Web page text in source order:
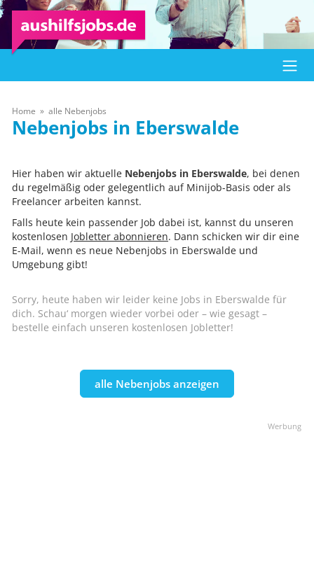
Home alle Nebenjobs
Eberswalde
Hier haben wir aktuelle Nebenjobs in Eberswalde, bei denen
du regelmäßig oder gelegentlich auf Minijob-Basis oder als
Freelancer arbeiten kannst.
Falls heute kein passender Job dabei ist, kannst du unseren
kostenlosen Jobletter abonnieren. Dann schicken wir dir eine
E-Mail, wenn es neue Nebenjobs in Eberswalde und
Umgebung gibt!
Sorry, heute haben wir leider keine Jobs in Eberswalde für
dich. Schau‘ morgen wieder vorbei oder – wie gesagt –
bestelle einfach unseren kostenlosen Jobletter!
alle Nebenjobs anzeigen